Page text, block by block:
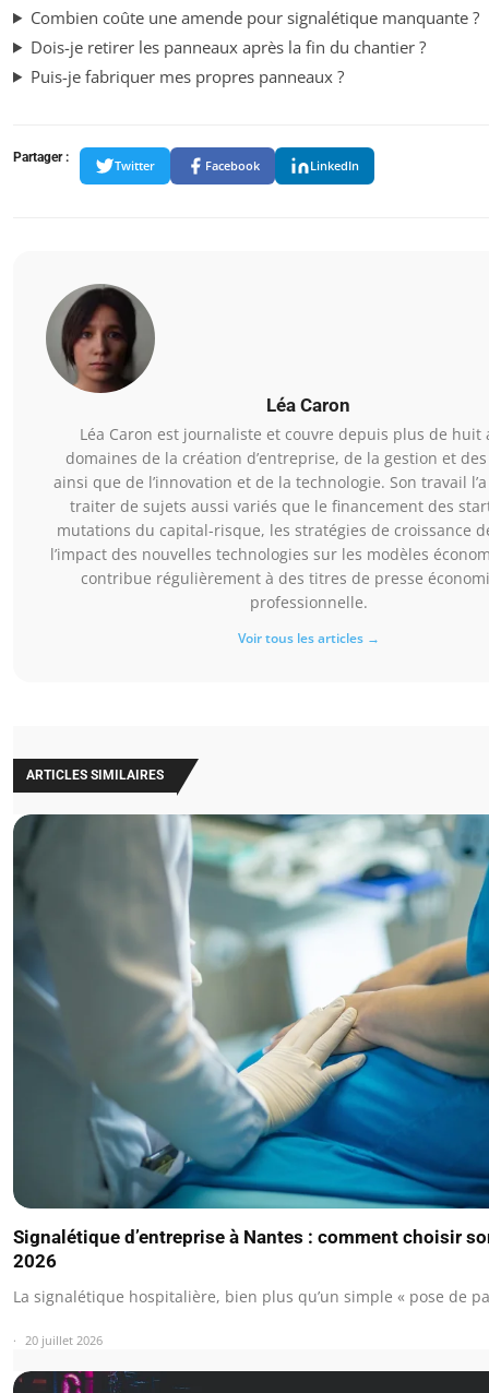
Combien coûte une amende pour signalétique manquante ?
Dois-je retirer les panneaux après la fin du chantier ?
Puis-je fabriquer mes propres panneaux ?
Partager :
Twitter Facebook LinkedIn
Léa Caron
Léa Caron est journaliste et couvre depuis plus de huit
domaines de la création d’entreprise, de la gestion et
ainsi que de l’innovation et de la technologie. Son travail
traiter de sujets aussi variés que le financement des
mutations du capital-risque, les stratégies de croissance
l’impact des nouvelles technologies sur les modèles
contribue régulièrement à des titres de presse
professionnelle.
Voir tous les articles →
ARTICLES SIMILAIRES
Signalétique d’entreprise à Nantes : comment choisir
2026
La signalétique hospitalière, bien plus qu’un simple « pose de
20 juillet 2026